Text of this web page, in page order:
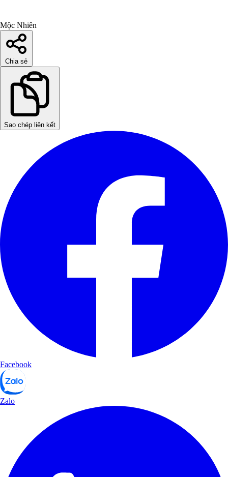
Mộc Nhiên
Chia sẻ
Sao chép liên kết
Facebook
Zalo